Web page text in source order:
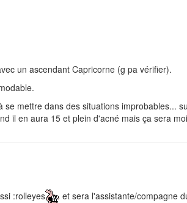
un ascendant Capricorne (g pa vérifier).
mettre dans des situations improbables...
il en aura 15 et plein d'acné mais ça sera
:rolleyes
et sera l'assistante/compagne